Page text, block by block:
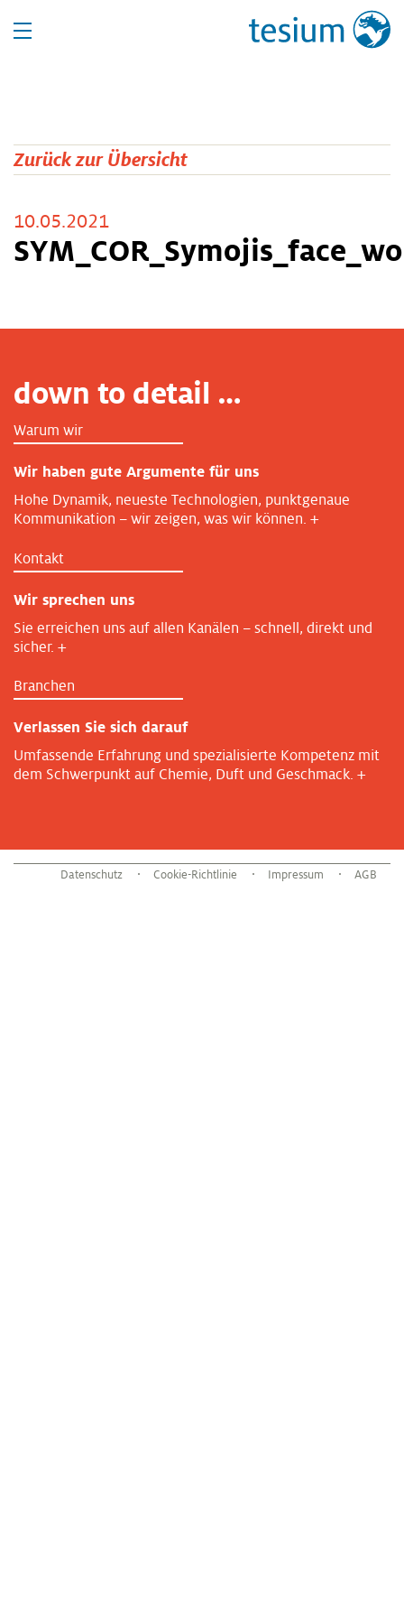
Zurück zur Übersicht
10.05.2021
down to detail …
Warum wir
Wir haben gute Argumente für uns
Hohe Dynamik, neueste Technologien, punktgenaue
Kommunikation – wir zeigen, was wir können. +
Kontakt
Wir sprechen uns
Sie erreichen uns auf allen Kanälen – schnell, direkt und
sicher. +
Branchen
Verlassen Sie sich darauf
Umfassende Erfahrung und spezialisierte Kompetenz mit
dem Schwerpunkt auf Chemie, Duft und Geschmack. +
Datenschutz Cookie-Richtlinie Impressum AGB